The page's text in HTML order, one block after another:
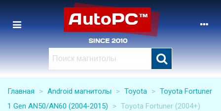
Главная > Android магнитолы > Toyota > Toyota Fortuner
1 Gen AN50/AN60 (2004-2015)
> Toyota Fortuner (2004+)